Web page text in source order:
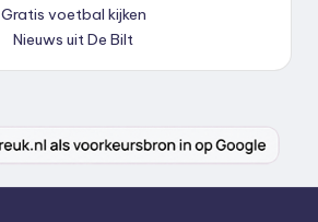
Gratis voetbal kijken
Nieuws uit De Bilt